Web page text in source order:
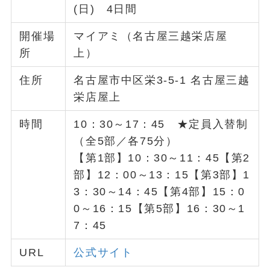
(日) 4日間
開催場
所
マイアミ（名古屋三越栄店屋
上）
住所
名古屋市中区栄3-5-1 名古屋三越
栄店屋上
時間
10：30～17：45 ★定員入替制
（全5部／各75分）
【第1部】10：30～11：45【第2
部】12：00～13：15【第3部】1
3：30～14：45【第4部】15：0
0～16：15【第5部】16：30～1
7：45
URL 公式サイト